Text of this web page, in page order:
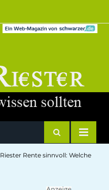
Riester Rente sinnvoll: Welche